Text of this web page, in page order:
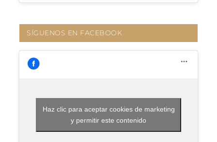
SÍGUENOS EN FACEBOOK
Haz clic para aceptar cookies de marketing
y permitir este contenido